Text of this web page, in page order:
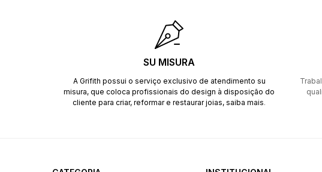
SU MISURA
A Grifith possui o serviço exclusivo de atendimento su
misura, que coloca profissionais do design à disposição do
cliente para criar, reformar e restaurar joias, saiba mais.